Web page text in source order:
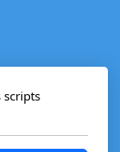
scripts